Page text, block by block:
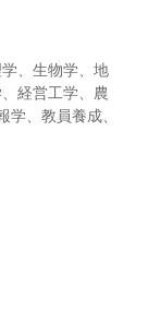
、生物学、地
経営工学、農
、教員養成、